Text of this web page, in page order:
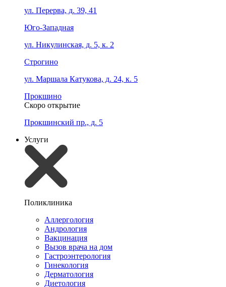
ул. Перерва, д. 39, 41
Юго-Западная
ул. Никулинская, д. 5, к. 2
Строгино
ул. Маршала Катукова, д. 24, к. 5
Прокшино
Скоро открытие
Прокшинский пр., д. 5
Услуги
Поликлиника
Аллергология
Андрология
Вакцинация
Вызов врача на дом
Гастроэнтерология
Гинекология
Дерматология
Диетология